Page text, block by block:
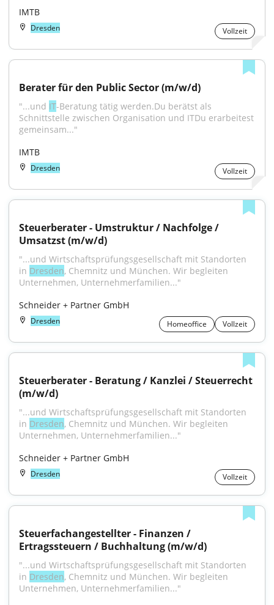
IMTB
Dresden Vollzeit
Berater für den Public Sector (m/w/d)
"...und IT-Beratung tätig werden.Du berätst als
Schnittstelle zwischen Organisation und ITDu erarbeitest
gemeinsam..."
IMTB
Dresden Vollzeit
Steuerberater - Umstruktur / Nachfolge /
Umsatzst (m/w/d)
"...und Wirtschaftsprüfungsgesellschaft mit Standorten
in Dresden, Chemnitz und München. Wir begleiten
Unternehmen, Unternehmerfamilien..."
Schneider + Partner GmbH
Dresden Homeoffice Vollzeit
Steuerberater - Beratung / Kanzlei / Steuerrecht
(m/w/d)
"...und Wirtschaftsprüfungsgesellschaft mit Standorten
in Dresden, Chemnitz und München. Wir begleiten
Unternehmen, Unternehmerfamilien..."
Schneider + Partner GmbH
Dresden Vollzeit
Steuerfachangestellter - Finanzen /
Ertragssteuern / Buchhaltung (m/w/d)
"...und Wirtschaftsprüfungsgesellschaft mit Standorten
in Dresden, Chemnitz und München. Wir begleiten
Unternehmen, Unternehmerfamilien..."